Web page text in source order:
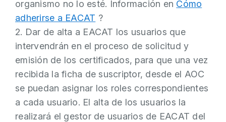
organismo no lo esté. Información en Cómo
adherirse a EACAT ?
2. Dar de alta a EACAT los usuarios que
intervendrán en el proceso de solicitud y
emisión de los certificados, para que una vez
recibida la ficha de suscriptor, desde el AOC
se puedan asignar los roles correspondientes
a cada usuario. El alta de los usuarios la
realizará el gestor de usuarios de EACAT del